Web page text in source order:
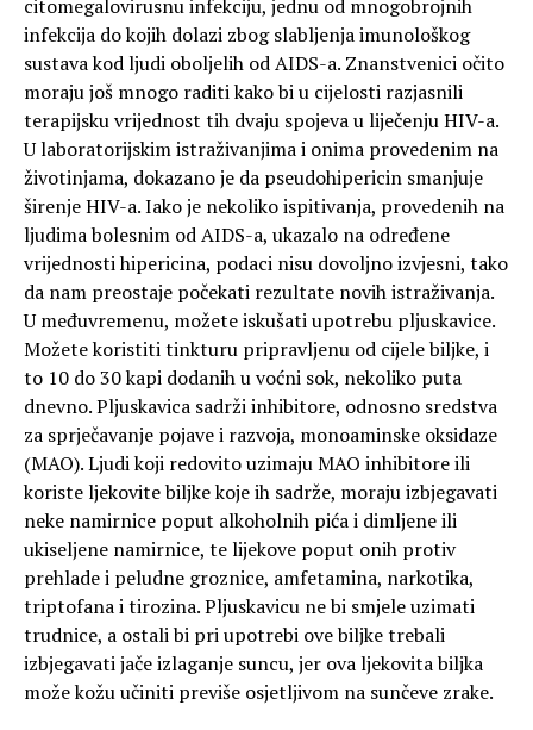
citomegalovirusnu infekciju, jednu od mnogobrojnih
infekcija do kojih dolazi zbog slabljenja imunološkog
sustava kod ljudi oboljelih od AIDS-a. Znanstvenici očito
moraju još mnogo raditi kako bi u cijelosti razjasnili
terapijsku vrijednost tih dvaju spojeva u liječenju HIV-a.
U laboratorijskim istraživanjima i onima provedenim na
životinjama, dokazano je da pseudohipericin smanjuje
širenje HIV-a. Iako je nekoliko ispitivanja, provedenih na
ljudima bolesnim od AIDS-a, ukazalo na određene
vrijednosti hipericina, podaci nisu dovoljno izvjesni, tako
da nam preostaje počekati rezultate novih istraživanja.
U međuvremenu, možete iskušati upotrebu pljuskavice.
Možete koristiti tinkturu pripravljenu od cijele biljke, i
to 10 do 30 kapi dodanih u voćni sok, nekoliko puta
dnevno. Pljuskavica sadrži inhibitore, odnosno sredstva
za sprječavanje pojave i razvoja, monoaminske oksidaze
(MAO). Ljudi koji redovito uzimaju MAO inhibitore ili
koriste ljekovite biljke koje ih sadrže, moraju izbjegavati
neke namirnice poput alkoholnih pića i dimljene ili
ukiseljene namirnice, te lijekove poput onih protiv
prehlade i peludne groznice, amfetamina, narkotika,
triptofana i tirozina. Pljuskavicu ne bi smjele uzimati
trudnice, a ostali bi pri upotrebi ove biljke trebali
izbjegavati jače izlaganje suncu, jer ova ljekovita biljka
može kožu učiniti previše osjetljivom na sunčeve zrake.